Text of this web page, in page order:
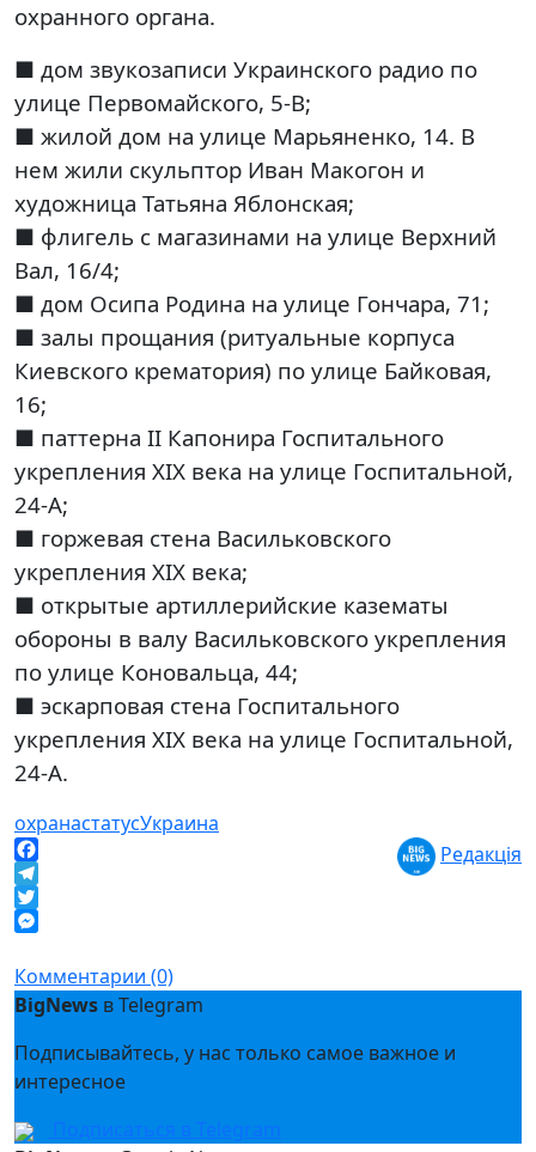
охранного органа.
■ дом звукозаписи Украинского радио по
улице Первомайского, 5-В;
■ жилой дом на улице Марьяненко, 14. В
нем жили скульптор Иван Макогон и
художница Татьяна Яблонская;
■ флигель с магазинами на улице Верхний
Вал, 16/4;
■ дом Осипа Родина на улице Гончара, 71;
■ залы прощания (ритуальные корпуса
Киевского крематория) по улице Байковая,
16;
■ паттерна ІІ Капонира Госпитального
укрепления ХІХ века на улице Госпитальной,
24-А;
■ горжевая стена Васильковского
укрепления XIX века;
■ открытые артиллерийские казематы
обороны в валу Васильковского укрепления
по улице Коновальца, 44;
■ эскарповая стена Госпитального
укрепления ХІХ века на улице Госпитальной,
24-А.
охранастатусУкраина
Facebook
Telegram
Twitter
Редакція
Комментарии (0)
BigNews в Telegram
Подписывайтесь, у нас только самое важное и
интересное
Подписаться в Telegram